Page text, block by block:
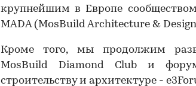
крупнейшим в Европе
MADA (MosBuild Architecture &
Кроме того, мы продолжим
MosBuild Diamond Club и
строительству и архитектуре -